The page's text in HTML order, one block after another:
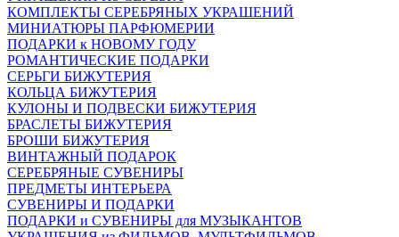
КОМПЛЕКТЫ СЕРЕБРЯНЫХ УКРАШЕНИЙ
МИНИАТЮРЫ ПАРФЮМЕРИИ
ПОДАРКИ к НОВОМУ ГОДУ
РОМАНТИЧЕСКИЕ ПОДАРКИ
СЕРЬГИ БИЖУТЕРИЯ
КОЛЬЦА БИЖУТЕРИЯ
КУЛОНЫ И ПОДВЕСКИ БИЖУТЕРИЯ
БРАСЛЕТЫ БИЖУТЕРИЯ
БРОШИ БИЖУТЕРИЯ
ВИНТАЖНЫЙ ПОДАРОК
СЕРЕБРЯНЫЕ СУВЕНИРЫ
ПРЕДМЕТЫ ИНТЕРЬЕРА
СУВЕНИРЫ И ПОДАРКИ
ПОДАРКИ и СУВЕНИРЫ для МУЗЫКАНТОВ